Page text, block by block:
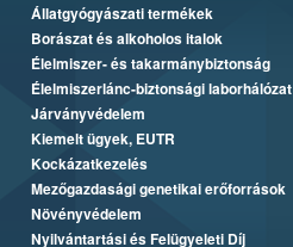
Állatgyógyászati termékek
Borászat és alkoholos italok
Élelmiszer- és takarmánybiztonság
Élelmiszerlánc-biztonsági laborhálózat
Járványvédelem
Kiemelt ügyek, EUTR
Kockázatkezelés
Mezőgazdasági genetikai erőforrások
Növényvédelem
Nyilvántartási és Felügyeleti Díj